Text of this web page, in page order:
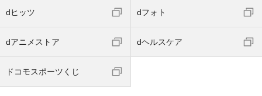
dヒッツ dフォト
dアニメストア dヘルスケア
ドコモスポーツくじ